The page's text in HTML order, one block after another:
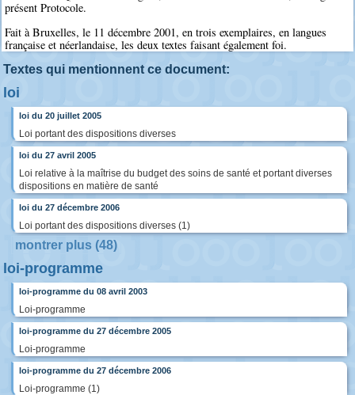
présent Protocole.
Fait à Bruxelles, le 11 décembre 2001, en trois exemplaires, en langues
française et néerlandaise, les deux textes faisant également foi.
Textes qui mentionnent ce document:
loi
loi du 20 juillet 2005
Loi portant des dispositions diverses
loi du 27 avril 2005
Loi relative à la maîtrise du budget des soins de santé et portant diverses
dispositions en matière de santé
loi du 27 décembre 2006
Loi portant des dispositions diverses (1)
montrer plus (48)
loi-programme
loi-programme du 08 avril 2003
Loi-programme
loi-programme du 27 décembre 2005
Loi-programme
loi-programme du 27 décembre 2006
Loi-programme (1)